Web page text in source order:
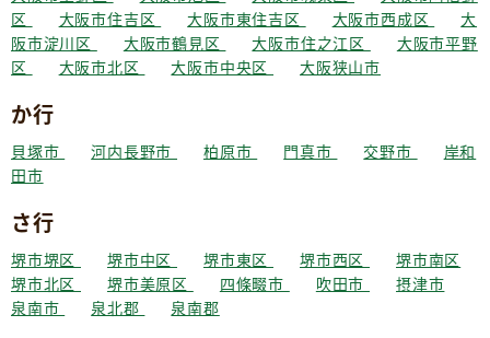
区
大阪市住吉区 大阪市東住吉区 大阪市西成区
大
阪市淀川区
大阪市鶴見区 大阪市住之江区
大阪市平野
区
大阪市北区 大阪市中央区 大阪狭山市
か行
貝塚市 河内長野市 柏原市 門真市 交野市
岸和
田市
さ行
堺市堺区 堺市中区 堺市東区 堺市西区
堺市南区
堺市北区
堺市美原区 四條畷市 吹田市
摂津市
泉南市
泉北郡 泉南郡